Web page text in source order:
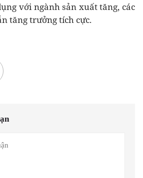
với ngành sản xuất tăng, các
tăng trưởng tích cực.